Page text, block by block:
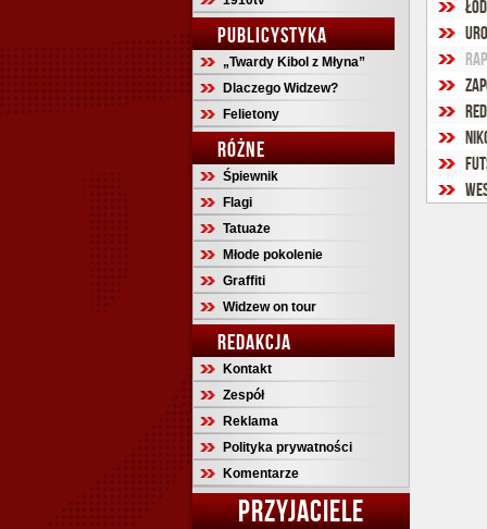
PUBLICYSTYKA
„Twardy Kibol z Młyna”
Dlaczego Widzew?
Felietony
RÓŻNE
Śpiewnik
Flagi
Tatuaże
Młode pokolenie
Graffiti
Widzew on tour
REDAKCJA
Kontakt
Zespół
Reklama
Polityka prywatności
Komentarze
PRZYJACIELE